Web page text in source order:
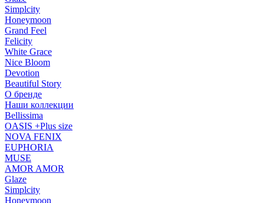
Simplcity
Honeymoon
Grand Feel
Felicity
White Grace
Nice Bloom
Devotion
Beautiful Story
О бренде
Наши коллекции
Bellissima
OASIS +Plus size
NOVA FENIX
EUPHORIA
MUSE
AMOR AMOR
Glaze
Simplcity
Honeymoon